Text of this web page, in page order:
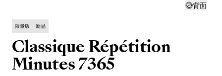
背面
限量版 新品
Classique Répétition
Minutes 7365